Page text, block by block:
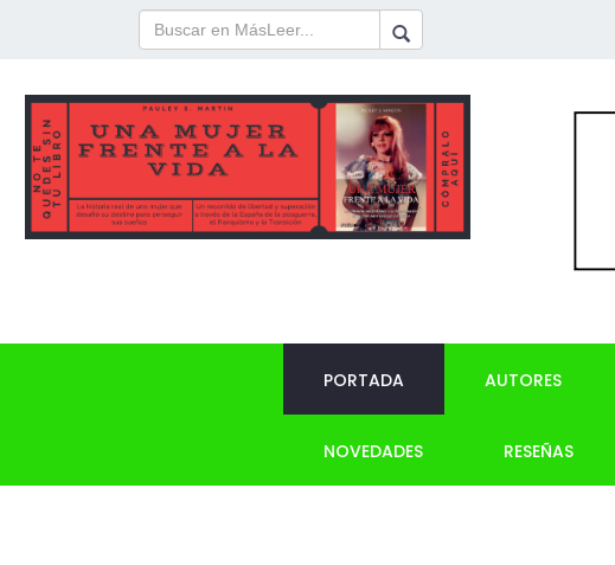
PORTADA AUTORES
NOVEDADES RESEÑAS